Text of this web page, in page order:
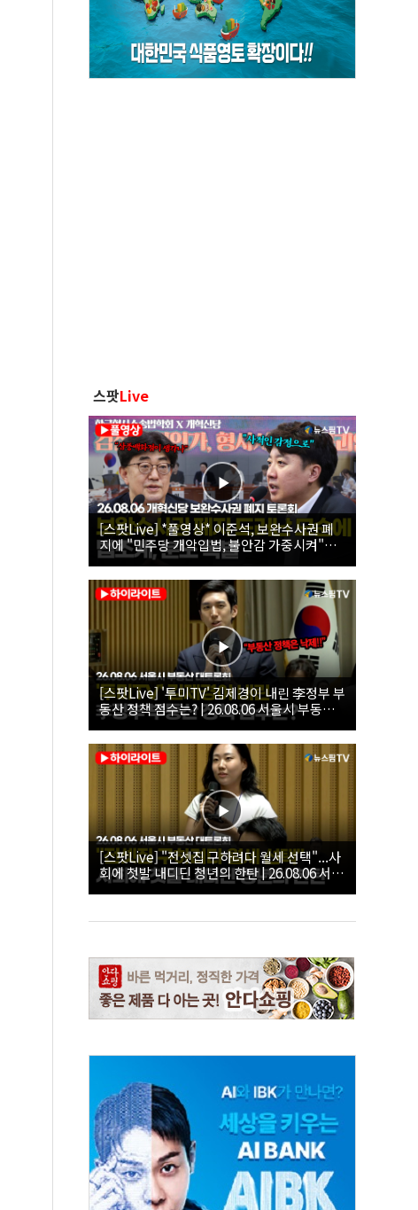
스팟Live
[스팟Live] *풀영상* 이준석, 보완수사권 폐
지에 "민주당 개악입법, 불안감 가중시켜"｜
26.08.06 개혁신당 보완수사권 폐지 토론회
[스팟Live] '투미TV' 김제경이 내린 李정부 부
동산 정책 점수는? | 26.08.06 서울시 부동산
대토론회
[스팟Live] "전셋집 구하려다 월세 선택"...사
회에 첫발 내디딘 청년의 한탄 | 26.08.06 서울
시 부동산 대토론회